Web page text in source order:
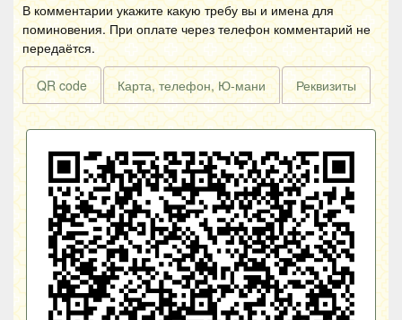
В комментарии укажите какую требу вы и имена для
поминовения. При оплате через телефон комментарий не
передаётся.
QR code Карта, телефон, Ю-мани Реквизиты